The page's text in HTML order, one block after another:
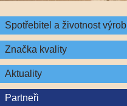
Spotřebitel a životnost
Značka kvality
Aktuality
Partneři